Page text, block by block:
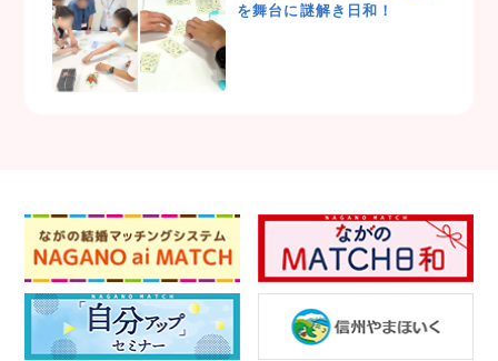
を舞台に謎解き日和！